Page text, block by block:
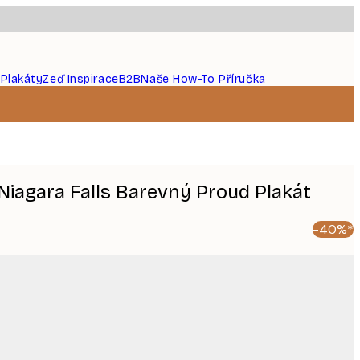
Zeď InspiraceB2BNaše How-To Příručka
Falls Barevný Proud Plakát
-40%*